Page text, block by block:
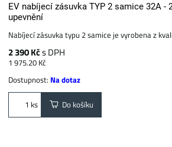
EV nabíjecí zásuvka TYP 2 samice 32A -
upevnění
Nabíjecí zásuvka typu 2 samice je vyrobena z
2 390 Kčs DPH
1 975.20 Kč
Dostupnost: Na dotaz
ks Do košíku